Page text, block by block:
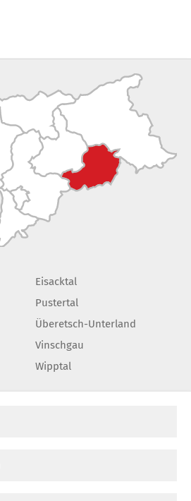
Eisacktal
Pustertal
Überetsch-Unterland
Vinschgau
Wipptal